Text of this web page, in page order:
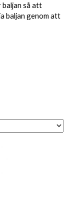
så att
baljan genom att